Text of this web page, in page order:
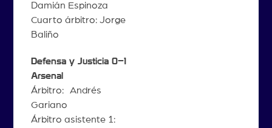
Damián Espinoza
Cuarto árbitro: Jorge
Baliño
Defensa y Justicia 0–1
Arsenal
Árbitro: Andrés
Gariano
Árbitro asistente 1: